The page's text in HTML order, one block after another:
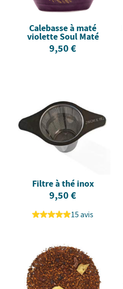
Calebasse à maté
violette Soul Maté
9,50 €
Filtre à thé inox
9,50 €
15 avis